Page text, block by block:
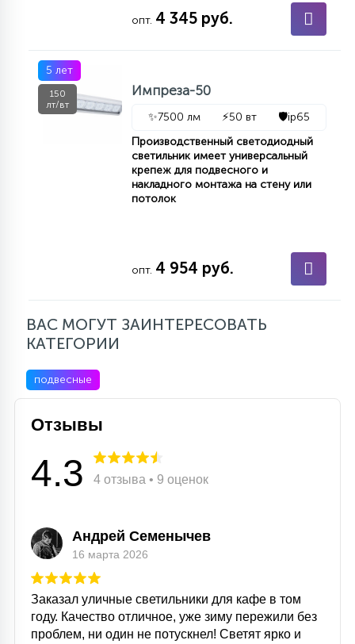
опт. 4 345 руб.
5 лет
150
лт/вт
Импреза-50
✨7500 лм ⚡50 вт 🛡️ip65
Производственный светодиодный
светильник имеет универсальный
крепеж для подвесного и
накладного монтажа на стену или
потолок
опт. 4 954 руб.
ВАС МОГУТ ЗАИНТЕРЕСОВАТЬ
КАТЕГОРИИ
подвесные
Отзывы
4.3 4 отзыва • 9 оценок
Андрей Семенычев
16 марта 2026
Заказал уличные светильники для кафе в том
году. Качество отличное, уже зиму пережили без
проблем, ни один не потускнел! Светят ярко и